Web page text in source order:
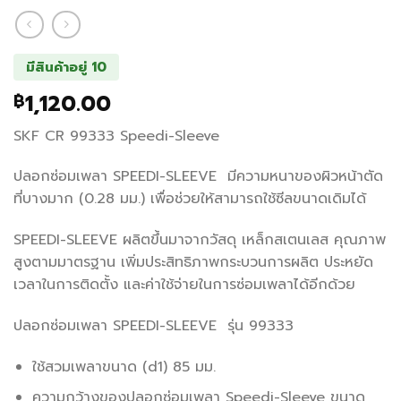
มีสินค้าอยู่ 10
฿1,120.00
SKF CR 99333 Speedi-Sleeve
ปลอกซ่อมเพลา SPEEDI-SLEEVE มีความหนาของผิวหน้าตัด
ที่บางมาก (0.28 มม.) เพื่อช่วยให้สามารถใช้ซีลขนาดเดิมได้
SPEEDI-SLEEVE ผลิตขึ้นมาจากวัสดุ เหล็กสเตนเลส คุณภาพ
สูงตามมาตรฐาน เพิ่มประสิทธิภาพกระบวนการผลิต ประหยัด
เวลาในการติดตั้ง และค่าใช้จ่ายในการซ่อมเพลาได้อีกด้วย
ปลอกซ่อมเพลา SPEEDI-SLEEVE รุ่น 99333
ใช้สวมเพลาขนาด (d1) 85 มม.